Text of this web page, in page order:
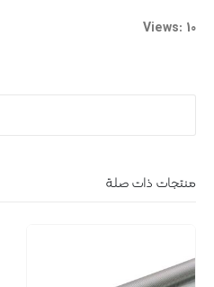
Views: 10
منتجات ذات صلة